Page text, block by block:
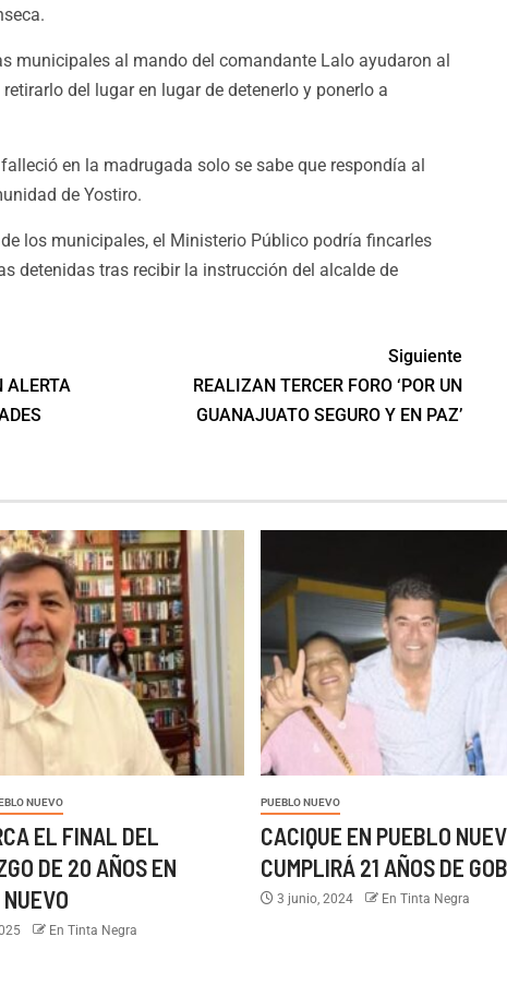
municipales al mando del comandante Lalo ayudaron al
del lugar en lugar de detenerlo y ponerlo a
en la madrugada solo se sabe que respondía al
de Yostiro.
los municipales, el Ministerio Público podría fincarles
detenidas tras recibir la instrucción del alcalde de
ALERTA
Siguiente
REALIZAN TERCER FORO ‘POR UN
GUANAJUATO SEGURO Y EN PAZ’
NUEVO
EL FINAL DEL
DE 20 AÑOS EN
En Tinta Negra
PUEBLO NUEVO
CACIQUE EN PUEBLO
CUMPLIRÁ 21 AÑOS DE
3 junio, 2024 En Tinta Negra